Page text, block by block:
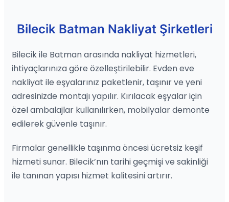
Bilecik Batman Nakliyat Şirketleri
Bilecik ile Batman arasında nakliyat hizmetleri,
ihtiyaçlarınıza göre özelleştirilebilir. Evden eve
nakliyat ile eşyalarınız paketlenir, taşınır ve yeni
adresinizde montajı yapılır. Kırılacak eşyalar için
özel ambalajlar kullanılırken, mobilyalar demonte
edilerek güvenle taşınır.
Firmalar genellikle taşınma öncesi ücretsiz keşif
hizmeti sunar. Bilecik’nın tarihi geçmişi ve sakinliği
ile tanınan yapısı hizmet kalitesini artırır.